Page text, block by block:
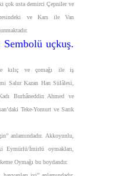
çok usta demirci Çepniler ve
ve Kars ile Van
uçkuş.
kılıç ve çomağı ile iş
Salur Kazan Han Sülâlesi,
Burhâneddin Ahmed ve
Teke-Yomurt ve Sarık
anlamındadır. Akkoyunlu,
İmirlü oymakları,
Oymağı bu boydandır.